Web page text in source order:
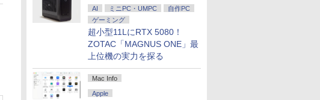
AI ミニPC・UMPC
自作PC
ゲーミング
超小型11LにRTX 5080！
ZOTAC「MAGNUS ONE」最
上位機の実力を探る
Mac Info
Apple